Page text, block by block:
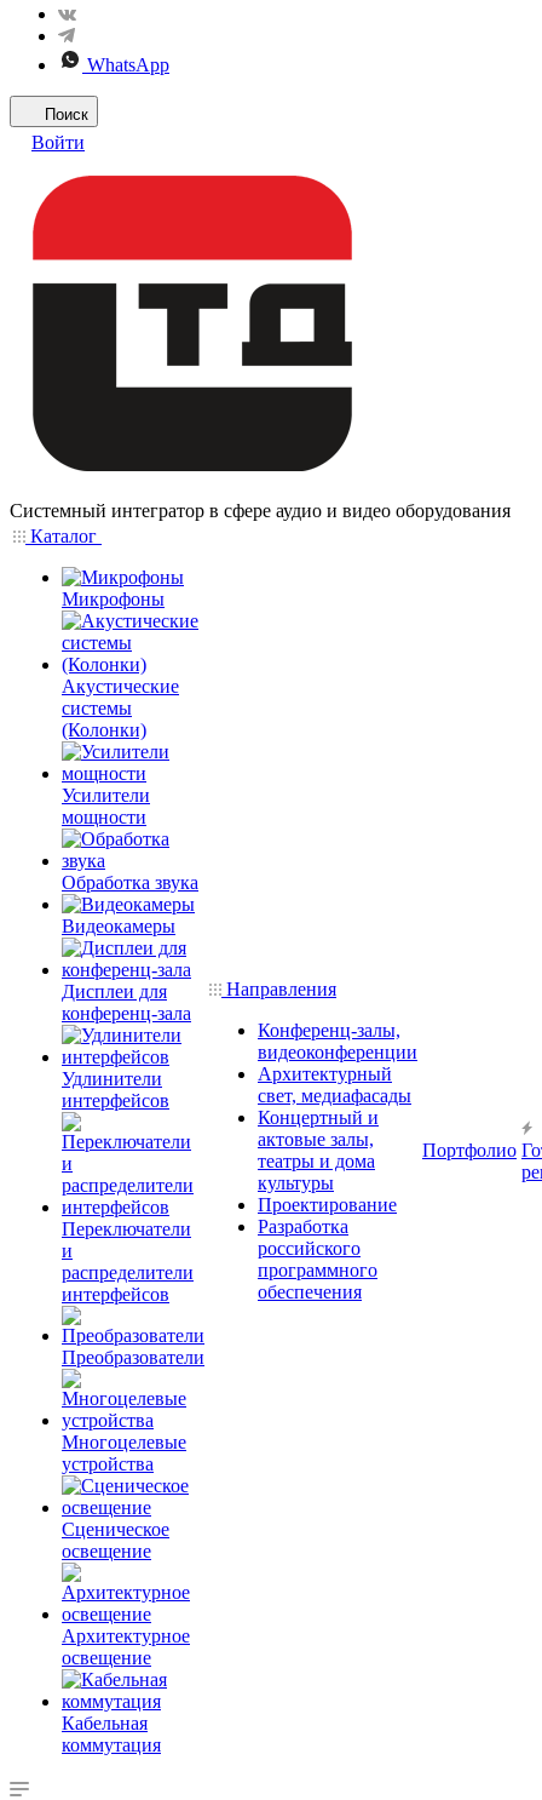
WhatsApp
Поиск
Войти
Системный интегратор в сфере аудио и видео оборудования
Каталог
Микрофоны
Акустические
системы
(Колонки)
Усилители
мощности
Обработка звука
Видеокамеры
Дисплеи для
конференц-зала
Удлинители
интерфейсов
Переключатели
и
распределители
интерфейсов
Преобразователи
Многоцелевые
устройства
Сценическое
освещение
Архитектурное
освещение
Кабельная
коммутация
Направления
Конференц-залы,
видеоконференции
Архитектурный
свет, медиафасады
Концертный и
актовые залы,
театры и дома
культуры
Проектирование
Разработка
российского
программного
обеспечения
Портфолио